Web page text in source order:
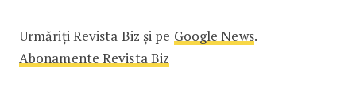
Urmăriți Revista Biz și pe Google News.
Abonamente Revista Biz